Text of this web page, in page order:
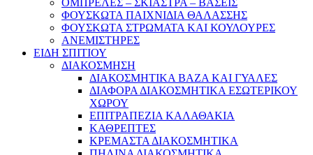
ΟΜΠΡΕΛΕΣ – ΣΚΙΑΣΤΡΑ – ΒΑΣΕΙΣ
ΦΟΥΣΚΩΤΑ ΠΑΙΧΝΙΔΙΑ ΘΑΛΑΣΣΗΣ
ΦΟΥΣΚΩΤΑ ΣΤΡΩΜΑΤΑ ΚΑΙ ΚΟΥΛΟΥΡΕΣ
ΑΝΕΜΙΣΤΗΡΕΣ
ΕΙΔΗ ΣΠΙΤΙΟΥ
ΔΙΑΚΟΣΜΗΣΗ
ΔΙΑΚΟΣΜΗΤΙΚΑ ΒΑΖΑ ΚΑΙ ΓΥΑΛΕΣ
ΔΙΑΦΟΡΑ ΔΙΑΚΟΣΜΗΤΙΚΑ ΕΣΩΤΕΡΙΚΟΥ
ΧΩΡΟΥ
ΕΠΙΤΡΑΠΕΖΙΑ ΚΑΛΑΘΑΚΙΑ
ΚΑΘΡΕΠΤΕΣ
ΚΡΕΜΑΣΤΑ ΔΙΑΚΟΣΜΗΤΙΚΑ